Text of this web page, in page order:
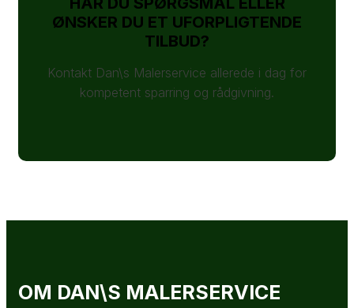
ØNSKER DU ET UFORPLIGTENDE
TILBUD?
Kontakt Dan\s Malerservice allerede i dag for
kompetent sparring og rådgivning.
OM DAN\S MALERSERVICE